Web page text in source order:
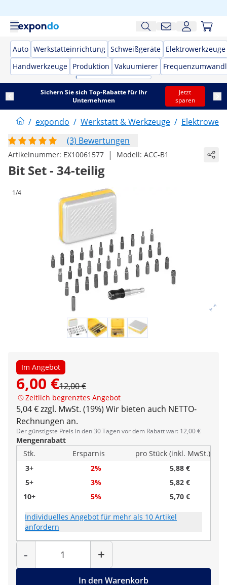
Auto Werkstatteinrichtung Schweißgeräte Elektrowerkzeuge
Handwerkzeuge Produktion Vakuumierer
Sichern Sie sich Top-Rabatte für Ihr
Unternehmen
Jetzt
sparen
/ expondo / Werkstatt & Werkzeuge /
(3) Bewertungen
Artikelnummer: EX10061577 | Modell: ACC-B1
Bit Set - 34-teilig
1/4
Im Angebot
6,00 €12,00 €
Zeitlich begrenztes Angebot
5,04 € zzgl. MwSt. (19%) Wir bieten auch NETTO-
Rechnungen an.
Der günstigste Preis in den 30 Tagen vor dem Rabatt war: 12,00 €
Mengenrabatt
Stk.
Ersparnis
pro Stück (inkl. MwSt.)
3+
2%
5,88 €
5+
3%
5,82 €
10+
5% 5,70 €
Individuelles Angebot für mehr als 10 Artikel
anfordern
-
Menge
+
In den Warenkorb